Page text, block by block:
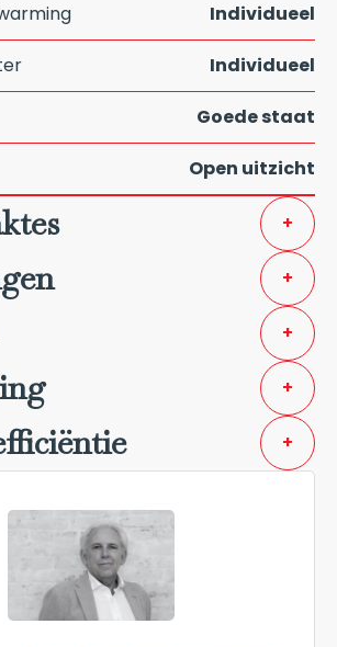
Individueel
Individueel
Goede staat
Open uitzicht
+
+
+
+
+